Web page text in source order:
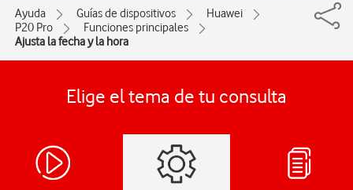
Ayuda Guías de dispositivos
Huawei
P20 Pro
Funciones principales
Ajusta la fecha y la hora
Elige el tema de tu consulta